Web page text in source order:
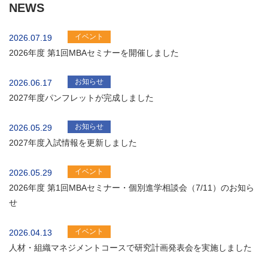
NEWS
2026.07.19 イベント
2026年度 第1回MBAセミナーを開催しました
2026.06.17 お知らせ
2027年度パンフレットが完成しました
2026.05.29 お知らせ
2027年度入試情報を更新しました
2026.05.29 イベント
2026年度 第1回MBAセミナー・個別進学相談会（7/11）のお知ら
せ
2026.04.13 イベント
人材・組織マネジメントコースで研究計画発表会を実施しました